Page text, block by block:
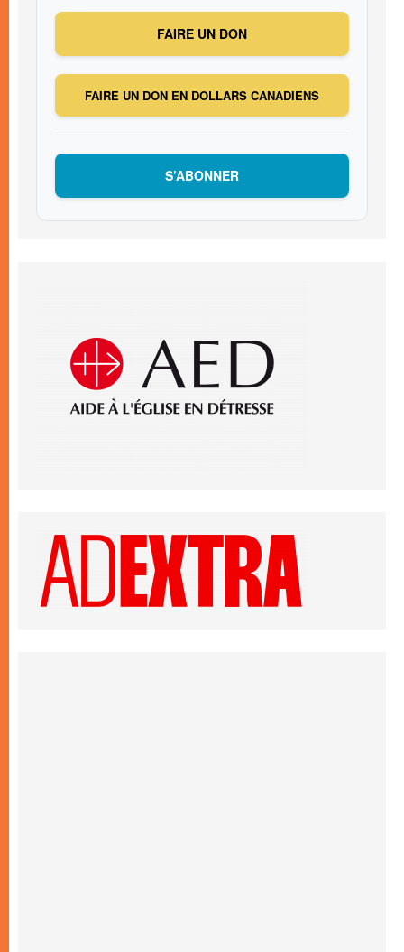
FAIRE UN DON
FAIRE UN DON EN DOLLARS CANADIENS
S’ABONNER